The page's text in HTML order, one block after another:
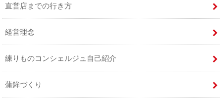
直営店までの行き方
経営理念
練りものコンシェルジュ自己紹介
蒲鉾づくり